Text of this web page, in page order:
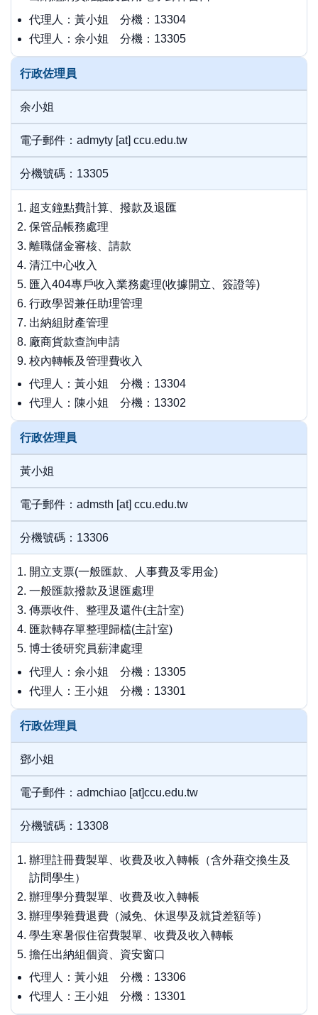
代理人：黃小姐 分機：13304
代理人：余小姐 分機：13305
行政佐理員
余小姐
電子郵件：admyty [at] ccu.edu.tw
分機號碼：13305
超支鐘點費計算、撥款及退匯
保管品帳務處理
離職儲金審核、請款
清江中心收入
匯入404專戶收入業務處理(收據開立、簽證等)
行政學習兼任助理管理
出納組財產管理
廠商貨款查詢申請
校內轉帳及管理費收入
代理人：黃小姐 分機：13304
代理人：陳小姐 分機：13302
行政佐理員
黃小姐
電子郵件：admsth [at] ccu.edu.tw
分機號碼：13306
開立支票(一般匯款、人事費及零用金)
一般匯款撥款及退匯處理
傳票收件、整理及還件(主計室)
匯款轉存單整理歸檔(主計室)
博士後研究員薪津處理
代理人：余小姐 分機：13305
代理人：王小姐 分機：13301
行政佐理員
鄧小姐
電子郵件：admchiao [at]ccu.edu.tw
分機號碼：13308
辦理註冊費製單、收費及收入轉帳（含外藉交換生及
訪問學生）
辦理學分費製單、收費及收入轉帳
辦理學雜費退費（減免、休退學及就貸差額等）
學生寒暑假住宿費製單、收費及收入轉帳
擔任出納組個資、資安窗口
代理人：黃小姐 分機：13306
代理人：王小姐 分機：13301